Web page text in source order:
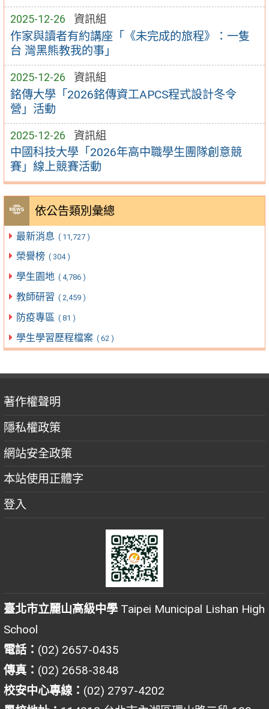
2025-12-26 資訊組
作家與讀者有約講座「《未完成的旅程》：一隻
台 灣黑熊教我的事」
2025-12-26 資訊組
銘傳大學「2026銘傳資工APCS程式設計冬令
營」活動
2025-12-26 資訊組
中國科技大學「2026年高中職學生團隊創意競
賽」線上競賽活動
依公告類別彙總
最新消息 ( 11,727 )
榮譽榜 ( 304 )
學生園地 ( 4,786 )
教師研習 ( 2,459 )
防疫專區 ( 81 )
學生學習歷程檔案 ( 62 )
著作權聲明
隱私權政策
網站安全政策
本站使用正體字
登入
臺北市立麗山高級中學 Taipei Municipal Lishan High
School
電話： (02) 2657-0435
傳真： (02) 2658-3848
校安中心專線： (02) 2797-4202